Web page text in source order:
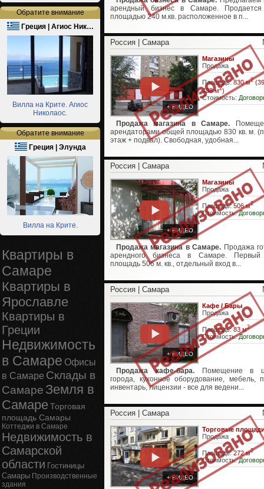
Обратите внимание
Греция | Агиос Ник…
Вилла на Крите. Агиос
Николаос.
Обратите внимание
Греция | Элунда
Вилла на Крите.
Квартиры в
Самаре
Квартиры в
Ярославле
Квартиры в
Греции
Недвижимость
в Самаре Офисы
в Самаре Склады в
Самаре Земля в
СамареТорговая
площадь Самары
Коттеджи в Самаре
Недвижимость в
Самарской
области Гостиницы
Самары Производственные
здания
арендный бизнес в Самаре.
площадью 240 м.кв. расположенное в п...
Россия | Самара
+ ВИДЕО
Магазины
Продажа
Площадь:830 м2
438 м2)
Стоимость:
Продажа магазина в Самаре.
арендаторами общей площадью 830 кв. м.
этаж + подвал). Свободная, удобная...
Россия | Самара
+ ВИДЕО
Магазины
Продажа
Площадь:506 м2
Стоимость:
Продажа магазина в Самаре. Продажа
арендного бизнеса в Самаре. Первый
площадь 506 м. кв., отдельный вход в...
Россия | Самара
+ ВИДЕО
Кафе / Бары
Продажа
Площадь:83 м2
Стоимость:
Продажа кафе-бара.Помещение в
города, кухонное оборудование, мебель,
инвентарь, лицензии - все для ведени...
Россия | Самара
+ ВИДЕО
Торговые
Продажа
Площадь:272 м2
Стоимость: